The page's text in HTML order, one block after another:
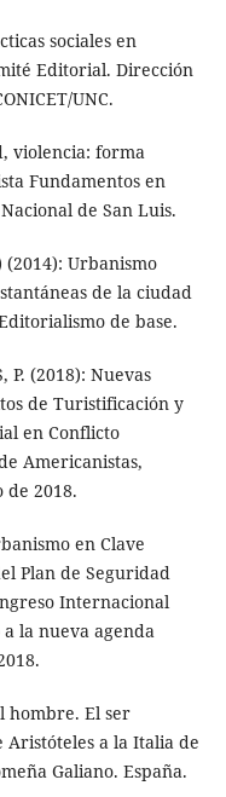
sociales en
Editorial. Dirección
UNC.
violencia: forma
Fundamentos en
de San Luis.
(2014): Urbanismo
de la ciudad
de base.
P. (2018): Nuevas
de Turistificación y
en Conflicto
Americanistas,
de 2018.
en Clave
Plan de Seguridad
Internacional
la nueva agenda
hombre. El ser
Aristóteles a la Italia de
Galiano. España.